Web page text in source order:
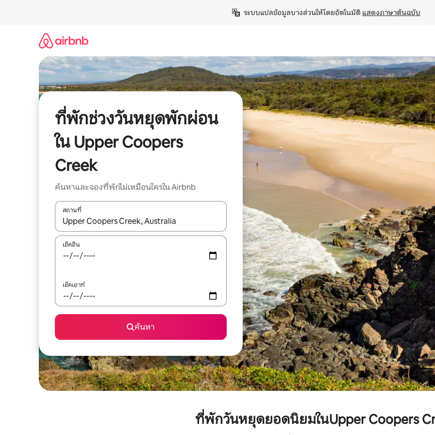
ระบบแปลข้อมูลบางส่วนให้โดยอัตโนมัติ แสดงภาษาต้นฉบับ
ที่พักช่วงวันหยุดพักผ่อน
ใน Upper Coopers
Creek
ค้นหาและจองที่พักไม่เหมือนใครใน Airbnb
สถานที่
ใช้ลูกศรขึ้นลง หรือใช้การสัมผัสหรือปัด เพื่อสำรวจผลการค้นหา
เช็คอิน
เช็คเอาท์
ค้นหา
ที่พักวันหยุดยอดนิยมในUpper Coopers